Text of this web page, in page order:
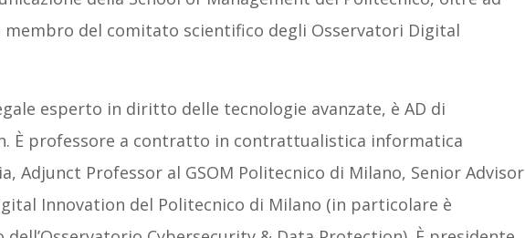
membro del comitato scientifico degli Osservatori Digital
esperto in diritto delle tecnologie avanzate, è AD di
È professore a contratto in contrattualistica informatica
Adjunct Professor al GSOM Politecnico di Milano, Senior Advisor
Innovation del Politecnico di Milano (in particolare è